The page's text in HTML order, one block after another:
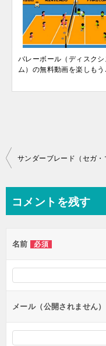
バレーボール（ディスクシ
ム）の無料動画を楽しもう
投
ビ
ー
シ
ョ
ン
コメントを残す
名前 必須
メール（公開されません）